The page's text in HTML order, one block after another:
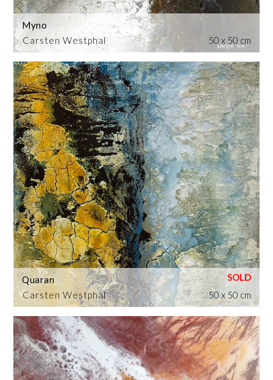
Carsten Westphal
Myno
50 x 50 cm
Carsten Westphal
Quaran
50 x 50 cm